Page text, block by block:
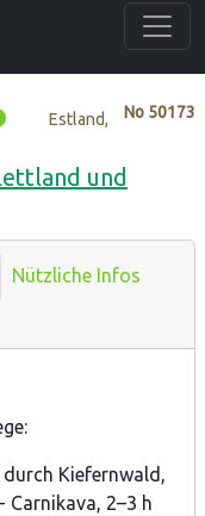
No 50173
Estland,
und
Nützliche Infos
Kiefernwald,
Carnikava, 2–3 h